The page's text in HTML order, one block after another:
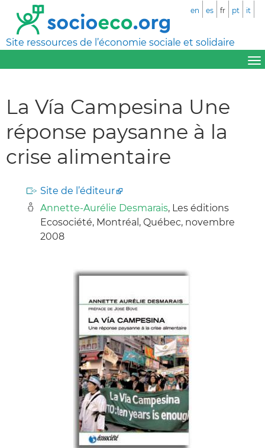
Site ressources de l’économie sociale et solidaire
en es fr pt it
La Vía Campesina Une
réponse paysanne à la
crise alimentaire
Site de l’éditeur
Annette-Aurélie Desmarais, Les éditions
Ecosociété, Montréal, Québec, novembre
2008